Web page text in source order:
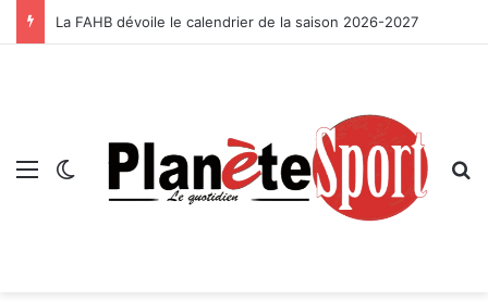
La FAHB dévoile le calendrier de la saison 2026-2027
Menu Switch skin